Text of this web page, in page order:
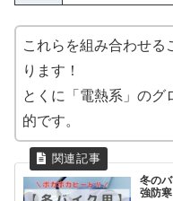
これらを組み合わせる
ります！
とくに「電熱系」のグ
的です。
冬の
強防